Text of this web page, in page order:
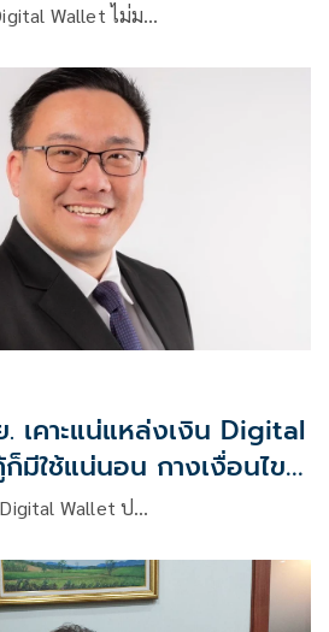
Wallet ไม่ม…
เคาะแน่แหล่งเงิน Digital
มีใช้แน่นอน กางเงื่อนไข
Digital Wallet ป…